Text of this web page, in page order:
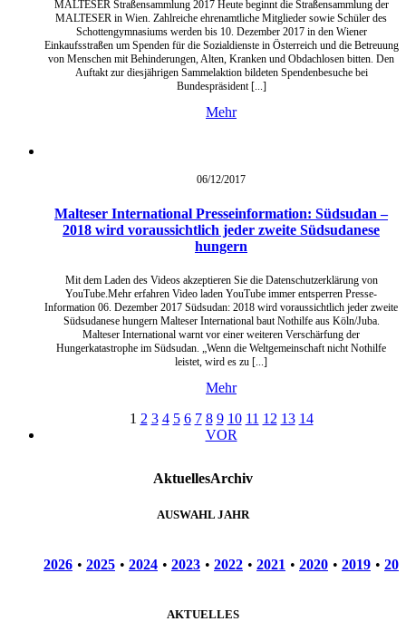
MALTESER Straßensammlung 2017 Heute beginnt die Straßensammlung der
MALTESER in Wien. Zahlreiche ehrenamtliche Mitglieder sowie Schüler des
Schottengymnasiums werden bis 10. Dezember 2017 in den Wiener
Einkaufsstraßen um Spenden für die Sozialdienste in Österreich und die Betreuung
von Menschen mit Behinderungen, Alten, Kranken und Obdachlosen bitten. Den
Auftakt zur diesjährigen Sammelaktion bildeten Spendenbesuche bei
Bundespräsident [...]
Mehr
06/12/2017
Malteser International Presseinformation: Südsudan –
2018 wird voraussichtlich jeder zweite Südsudanese
hungern
Mit dem Laden des Videos akzeptieren Sie die Datenschutzerklärung von
YouTube.Mehr erfahren Video laden YouTube immer entsperren Presse-
Information 06. Dezember 2017 Südsudan: 2018 wird voraussichtlich jeder zweite
Südsudanese hungern Malteser International baut Nothilfe aus Köln/Juba.
Malteser International warnt vor einer weiteren Verschärfung der
Hungerkatastrophe im Südsudan. „Wenn die Weltgemeinschaft nicht Nothilfe
leistet, wird es zu [...]
Mehr
1 2 3 4 5 6 7 8 9 10 11 12 13 14
VOR
AktuellesArchiv
AUSWAHL JAHR
2026 • 2025 • 2024 • 2023 • 2022 • 2021 • 2020 • 2019 •
AKTUELLES